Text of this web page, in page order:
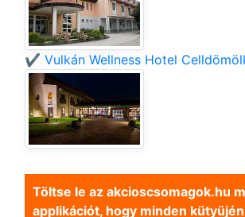
✔️ Vulkán Wellness Hotel
Töltse le az akcioscsomagok.hu
applikációt, hogy minden